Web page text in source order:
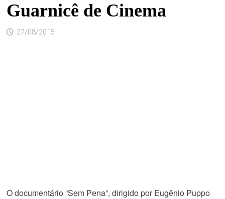
Guarnicê de Cinema
27/08/2015
O documentário “Sem Pena”, dirigido por Eugênio Puppo